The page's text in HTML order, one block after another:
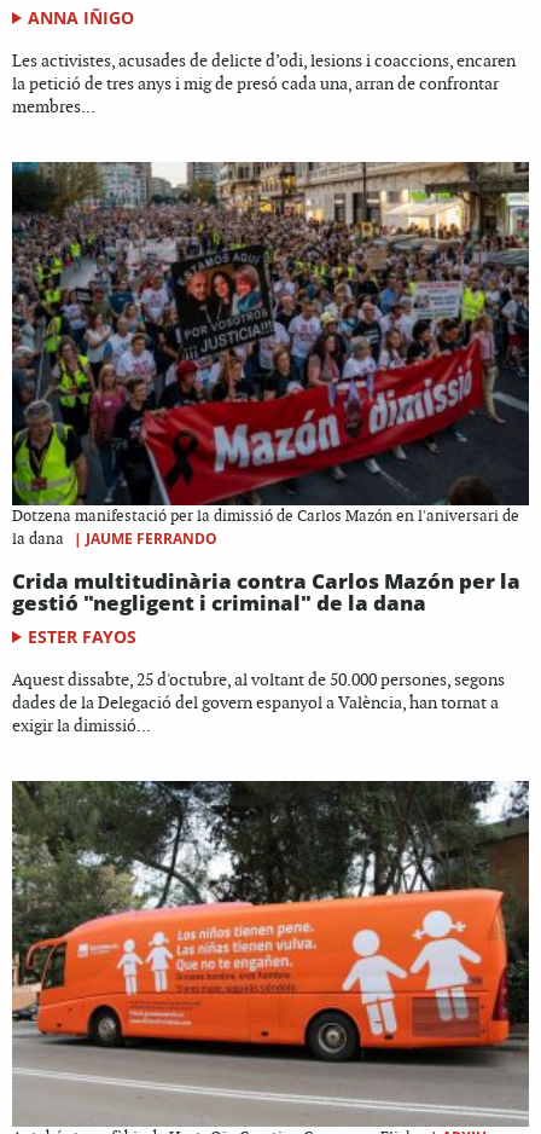
ANNA IÑIGO
Les activistes, acusades de delicte d’odi, lesions i coaccions, encaren
la petició de tres anys i mig de presó cada una, arran de confrontar
membres...
Dotzena manifestació per la dimissió de Carlos Mazón en l'aniversari de
la dana
| JAUME FERRANDO
Crida multitudinària contra Carlos Mazón per la
gestió "negligent i criminal" de la dana
ESTER FAYOS
Aquest dissabte, 25 d'octubre, al voltant de 50.000 persones, segons
dades de la Delegació del govern espanyol a València, han tornat a
exigir la dimissió...